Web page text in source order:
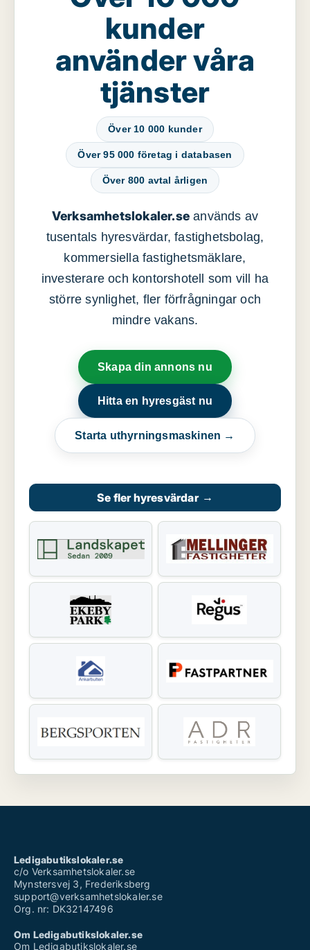
kunder
använder våra
tjänster
Över 10 000 kunder
Över 95 000 företag i databasen
Över 800 avtal årligen
Verksamhetslokaler.se används av
tusentals hyresvärdar, fastighetsbolag,
kommersiella fastighetsmäklare,
investerare och kontorshotell som vill ha
större synlighet, fler förfrågningar och
mindre vakans.
Skapa din annons nu
Hitta en hyresgäst nu
Starta uthyrningsmaskinen →
Se fler hyresvärdar →
Ledigabutikslokaler.se
c/o Verksamhetslokaler.se
Mynstersvej 3, Frederiksberg
support@verksamhetslokaler.se
Org. nr: DK32147496
Om Ledigabutikslokaler.se
Om Ledigabutikslokaler.se